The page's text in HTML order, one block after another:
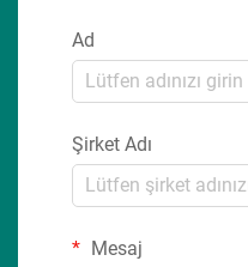
Ad
Şirket Adı
Mesaj